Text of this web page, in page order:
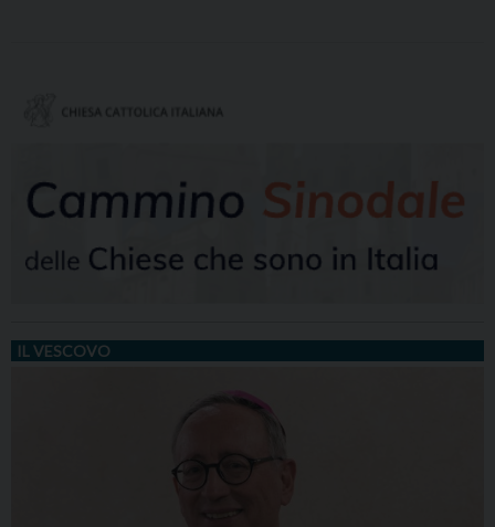
IL VESCOVO